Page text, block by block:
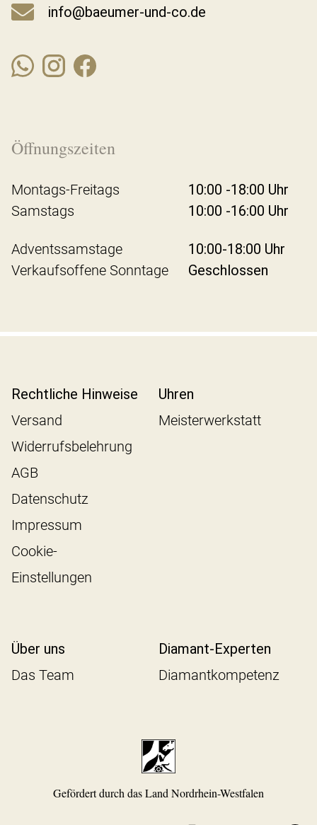
info@baeumer-und-co.de
Öffnungszeiten
Montags-Freitags
10:00 -18:00 Uhr
Samstags
10:00 -16:00 Uhr
Adventssamstage
10:00-18:00 Uhr
Verkaufsoffene Sonntage
Geschlossen
Rechtliche Hinweise
Versand
Widerrufsbelehrung
AGB
Datenschutz
Impressum
Cookie-
Einstellungen
Uhren
Meisterwerkstatt
Über uns
Das Team
Diamant-Experten
Diamantkompetenz
Gefördert durch das Land Nordrhein-Westfalen